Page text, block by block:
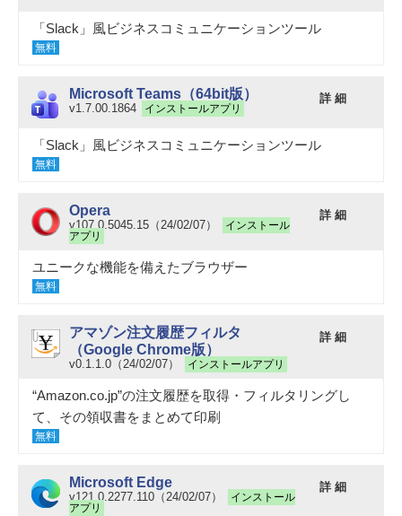
「Slack」風ビジネスコミュニケーションツール
無料
Microsoft Teams（64bit版）
v1.7.00.1864 インストールアプリ
詳 細
「Slack」風ビジネスコミュニケーションツール
無料
Opera
v107.0.5045.15（24/02/07）
インストール
アプリ
詳 細
ユニークな機能を備えたブラウザー
無料
アマゾン注文履歴フィルタ
（Google Chrome版）
v0.1.1.0（24/02/07） インストールアプリ
詳 細
“Amazon.co.jp”の注文履歴を取得・フィルタリングし
て、その領収書をまとめて印刷
無料
Microsoft Edge
v121.0.2277.110（24/02/07）
インストール
アプリ
詳 細